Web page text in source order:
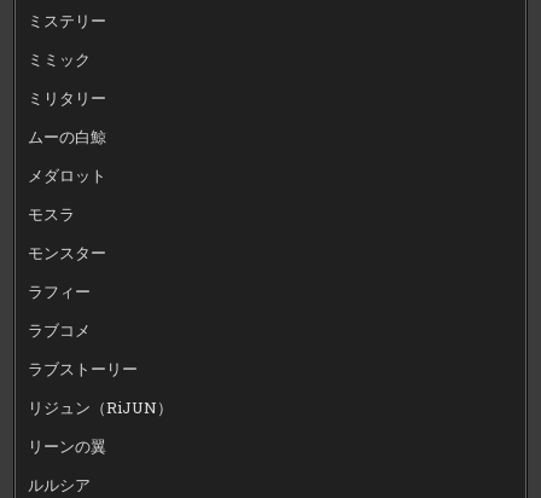
ミステリー
ミミック
ミリタリー
ムーの白鯨
メダロット
モスラ
モンスター
ラフィー
ラブコメ
ラブストーリー
リジュン（RiJUN）
リーンの翼
ルルシア